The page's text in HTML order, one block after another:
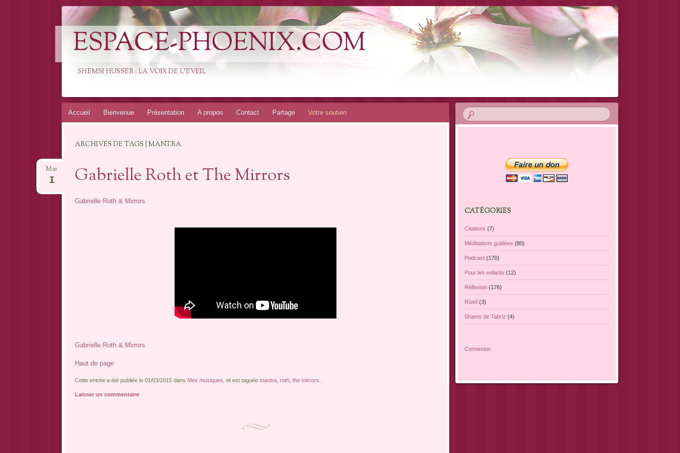
ESPACE-PHOENIX.COM
SHEMSI HUSSER : LA VOIX DE L'EVEIL
Aller
Accueil Bienvenue Présentation A propos Contact Partage Votre soutien
ARCHIVES DE TAGS | MANTRA
Gabrielle Roth et The Mirrors
Mar
1
Gabrielle Roth & Mirrors
Gabrielle Roth & Mirrors
Haut de page
Cette entrée a été publiée le 01/03/2015 dans Mes musiques , et est taguée mantra, roth, the mirrors
Laisser un commentaire
CATÉGORIES
Citations (7)
Méditations guidées (80)
Podcast (170)
Pour les enfants (12)
Réflexion (176)
Rûmî (3)
Shams de Tabriz (4)
Connexion